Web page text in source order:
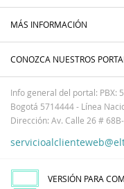
MÁS INFORMACIÓN
CONOZCA NUESTROS
Info general del portal: PBX:
Bogotá 5714444 - Línea
Dirección: Av. Calle 26 #
VERSIÓN PARA